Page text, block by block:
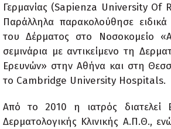
Γερμανίας (Sapienza University Of
Παράλληλα παρακολούθησε
του Δέρματος στο Νοσοκομείο
σεμινάρια με αντικείμενο τη
Ερευνών» στην Αθήνα και στη
το Cambridge University Hospitals.
Από το 2010 η ιατρός διατελεί
Δερματολογικής Κλινικής Α.Π.Θ.,